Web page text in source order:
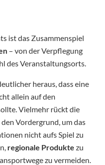
ist das Zusammenspiel
– von der Verpflegung
des Veranstaltungsorts.
heraus, dass eine
allein auf den
Vielmehr rückt die
den Vordergrund, um das
nicht aufs Spiel zu
regionale Produkte zu
zu vermeiden.